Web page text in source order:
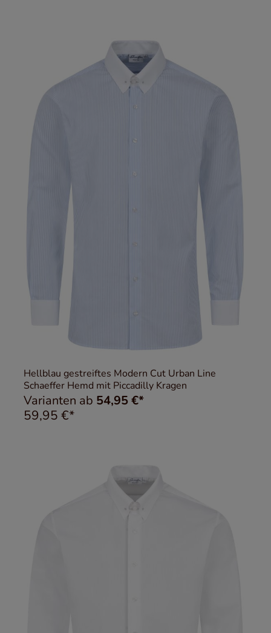
Hellblau gestreiftes Modern Cut Urban Line
Schaeffer Hemd mit Piccadilly Kragen
Varianten ab 54,95 €*
59,95 €*